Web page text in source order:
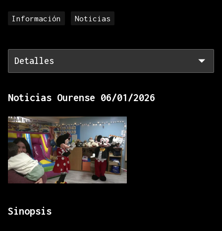
Información Noticias
Detalles
Noticias Ourense 06/01/2026
Sinopsis